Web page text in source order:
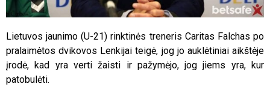
Lietuvos jaunimo (U-21) rinktinės treneris Caritas Falchas po
pralaimėtos dvikovos Lenkijai teigė, jog jo auklėtiniai aikštėje
įrodė, kad yra verti žaisti ir pažymėjo, jog jiems yra, kur
patobulėti.